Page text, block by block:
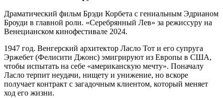
Драматический фильм Брэди Корбета с гениальным Эдрианом
Броуди в главной роли. «Серебрянный Лев» за режиссуру на
Венецианском кинофестивале 2024.
1947 год. Венгерский архитектор Ласло Тот и его супруга
Эржебет (Фелисити Джонс) эмигрируют из Европы в США,
чтобы испытать на себе «американскую мечту». Поначалу
Ласло терпит неудачи, нищету и унижение, но вскоре
получает контракт с загадочным клиентом, который меняет
ход его жизни.